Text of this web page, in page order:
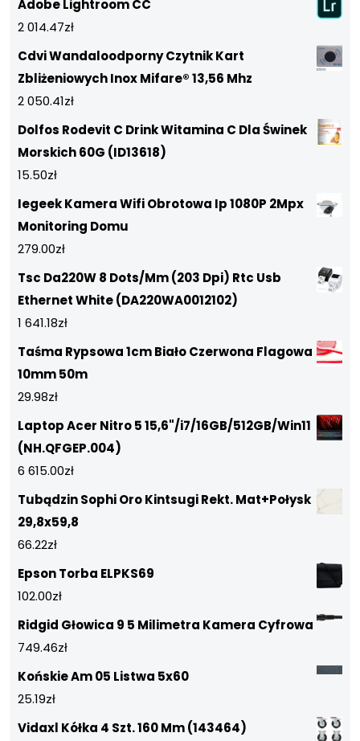
Adobe Lightroom CC
2 014.47zł
Cdvi Wandaloodporny Czytnik Kart
Zbliżeniowych Inox Mifare® 13,56 Mhz
2 050.41zł
Dolfos Rodevit C Drink Witamina C Dla Świnek
Morskich 60G (ID13618)
15.50zł
Iegeek Kamera Wifi Obrotowa Ip 1080P 2Mpx
Monitoring Domu
279.00zł
Tsc Da220W 8 Dots/Mm (203 Dpi) Rtc Usb
Ethernet White (DA220WA0012102)
1 641.18zł
Taśma Rypsowa 1cm Biało Czerwona Flagowa
10mm 50m
29.98zł
Laptop Acer Nitro 5 15,6"/i7/16GB/512GB/Win11
(NH.QFGEP.004)
6 615.00zł
Tubądzin Sophi Oro Kintsugi Rekt. Mat+Połysk
29,8x59,8
66.22zł
Epson Torba ELPKS69
102.00zł
Ridgid Głowica 9 5 Milimetra Kamera Cyfrowa
749.46zł
Końskie Am 05 Listwa 5x60
25.19zł
Vidaxl Kółka 4 Szt. 160 Mm (143464)